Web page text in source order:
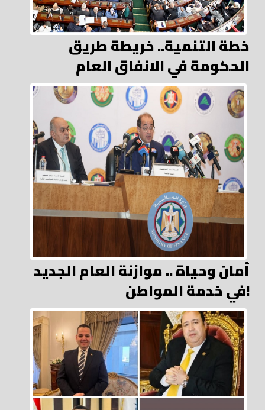
خطة التنمية.. خريطة طريق
الحكومة في الانفاق العام
أمان وحياة .. موازنة العام الجديد
في خدمة المواطن!